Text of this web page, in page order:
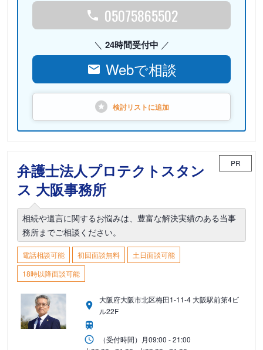
05075865502
24時間受付中
Webで相談
検討リストに追加
弁護士法人プロテクトスタン
ス 大阪事務所
PR
相続や遺言に関するお悩みは、豊富な解決実績のある当事
務所までご相談ください。
電話相談可能 初回面談無料
土日面談可能
18時以降面談可能
大阪府大阪市北区梅田1-11-4 大阪駅前第4ビ
ル22F
（受付時間） 月09:00 - 21:00